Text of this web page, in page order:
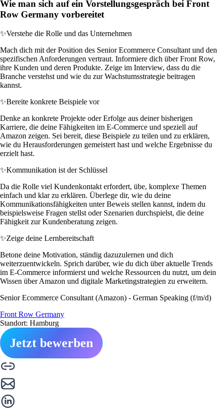
Wie man sich auf ein Vorstellungsgespräch bei Front
Row Germany vorbereitet
✨Verstehe die Rolle und das Unternehmen
Mach dich mit der Position des Senior Ecommerce Consultant und den
spezifischen Anforderungen vertraut. Informiere dich über Front Row,
ihre Kunden und deren Produkte. Zeige im Interview, dass du die
Branche verstehst und wie du zur Wachstumsstrategie beitragen
kannst.
✨Bereite konkrete Beispiele vor
Denke an konkrete Projekte oder Erfolge aus deiner bisherigen
Karriere, die deine Fähigkeiten im E-Commerce und speziell auf
Amazon zeigen. Sei bereit, diese Beispiele zu teilen und zu erklären,
wie du Herausforderungen gemeistert hast und welche Ergebnisse du
erzielt hast.
✨Kommunikation ist der Schlüssel
Da die Rolle viel Kundenkontakt erfordert, übe, komplexe Themen
einfach und klar zu erklären. Überlege dir, wie du deine
Kommunikationsfähigkeiten unter Beweis stellen kannst, indem du
beispielsweise Fragen stellst oder Szenarien durchspielst, die deine
Fähigkeit zur Kundenberatung zeigen.
✨Zeige deine Lernbereitschaft
Betone deine Motivation, ständig dazuzulernen und dich
weiterzuentwickeln. Sprich darüber, wie du dich über aktuelle Trends
im E-Commerce informierst und welche Ressourcen du nutzt, um dein
Wissen über Amazon und digitale Marketingstrategien zu erweitern.
Senior Ecommerce Consultant (Amazon) - German Speaking (f/m/d)
Front Row Germany
Standort: Hamburg
Jetzt bewerben